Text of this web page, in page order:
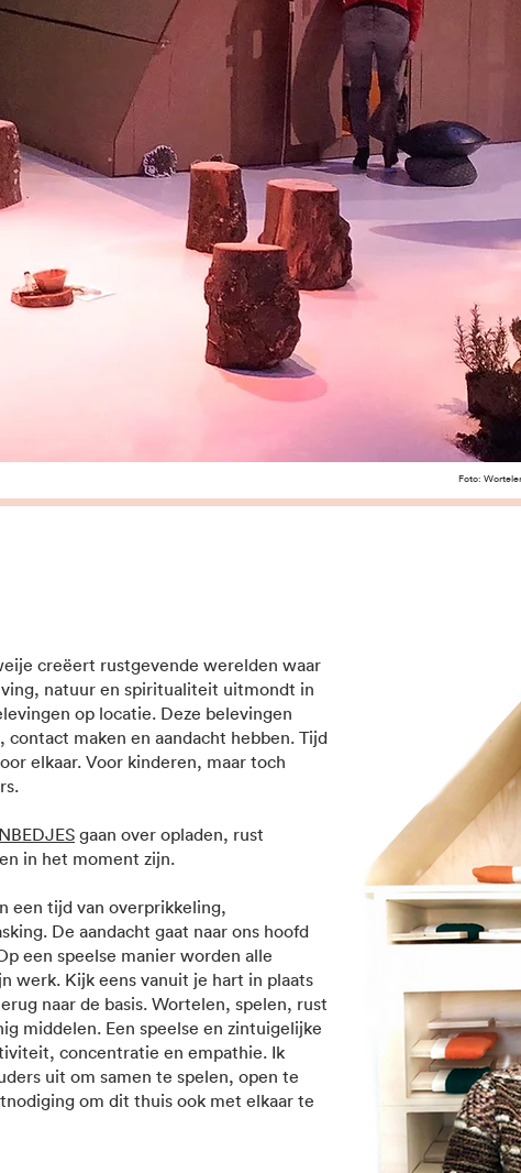
Foto:
creëert rustgevende werelden waar
natuur en spiritualiteit uitmondt in
op locatie. Deze belevingen
maken en aandacht hebben. Tijd
elkaar. Voor kinderen, maar toch
gaan over opladen, rust
in het moment zijn.
een tijd van overprikkeling,
De aandacht gaat naar ons hoofd
een speelse manier worden alle
werk. Kijk eens vanuit je hart in plaats
naar de basis. Wortelen, spelen, rust
middelen. Een speelse en zintuigelijke
concentratie en empathie. Ik
uit om samen te spelen, open te
om dit thuis ook met elkaar te